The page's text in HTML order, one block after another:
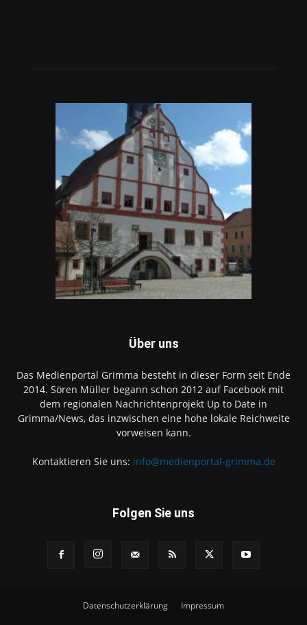
Über uns
Das Medienportal Grimma besteht in dieser Form seit Ende
2014. Sören Müller begann schon 2012 auf Facebook mit
dem regionalen Nachrichtenprojekt Up to Date in
Grimma/News, das inzwischen eine hohe lokale Reichweite
vorweisen kann.
Kontaktieren Sie uns: info@medienportal-grimma.de
Folgen Sie uns
Datenschutzerklärung Impressum